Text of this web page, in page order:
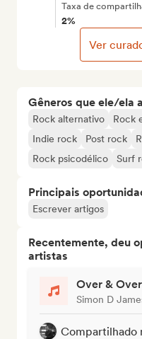
Gêneros que ele/ela
Rock alternativo Rock
Indie rock
Post rock
Rock psicodélico
Surf
Principais
Escrever artigos
Recentemente, deu
artistas
Over & Over
Simon D
Compartilhado
Taxa de
2%
Ver